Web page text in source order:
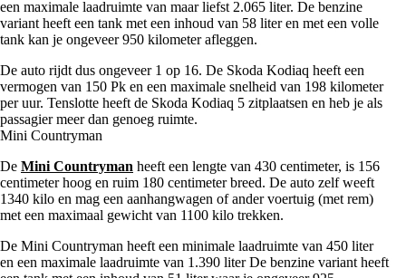
een maximale laadruimte van maar liefst 2.065 liter. De benzine
variant heeft een tank met een inhoud van 58 liter en met een volle
tank kan je ongeveer 950 kilometer afleggen.
De auto rijdt dus ongeveer 1 op 16. De Skoda Kodiaq heeft een
vermogen van 150 Pk en een maximale snelheid van 198 kilometer
per uur. Tenslotte heeft de Skoda Kodiaq 5 zitplaatsen en heb je als
passagier meer dan genoeg ruimte.
Mini Countryman
De Mini Countryman heeft een lengte van 430 centimeter, is 156
centimeter hoog en ruim 180 centimeter breed. De auto zelf weeft
1340 kilo en mag een aanhangwagen of ander voertuig (met rem)
met een maximaal gewicht van 1100 kilo trekken.
De Mini Countryman heeft een minimale laadruimte van 450 liter
en een maximale laadruimte van 1.390 liter De benzine variant heeft